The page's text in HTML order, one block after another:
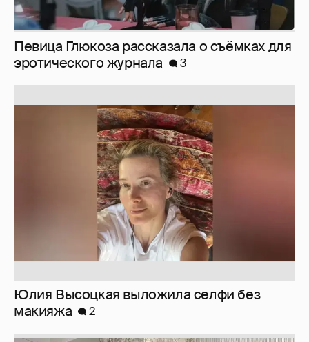
Певица Глюкоза рассказала о съёмках для
эротического журнала
3
Юлия Высоцкая выложила селфи без
макияжа
2